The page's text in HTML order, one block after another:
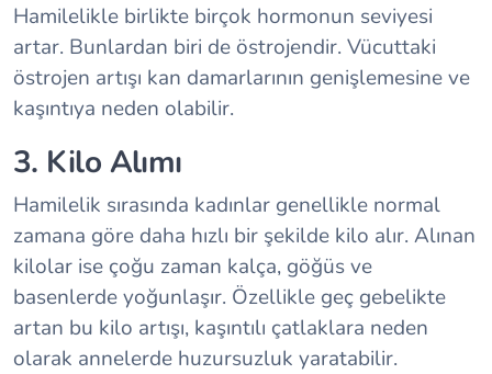
Hamilelikle birlikte birçok hormonun seviyesi
artar. Bunlardan biri de östrojendir. Vücuttaki
östrojen artışı kan damarlarının genişlemesine ve
kaşıntıya neden olabilir.
3. Kilo Alımı
Hamilelik sırasında kadınlar genellikle normal
zamana göre daha hızlı bir şekilde kilo alır. Alınan
kilolar ise çoğu zaman kalça, göğüs ve
basenlerde yoğunlaşır. Özellikle geç gebelikte
artan bu kilo artışı, kaşıntılı çatlaklara neden
olarak annelerde huzursuzluk yaratabilir.